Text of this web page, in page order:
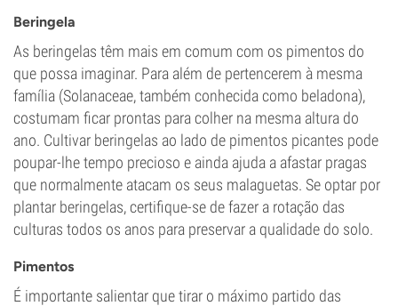
Beringela
As beringelas têm mais em comum com os pimentos do
que possa imaginar. Para além de pertencerem à mesma
família (Solanaceae, também conhecida como beladona),
costumam ficar prontas para colher na mesma altura do
ano. Cultivar beringelas ao lado de pimentos picantes pode
poupar-lhe tempo precioso e ainda ajuda a afastar pragas
que normalmente atacam os seus malaguetas. Se optar por
plantar beringelas, certifique-se de fazer a rotação das
culturas todos os anos para preservar a qualidade do solo.
Pimentos
É importante salientar que tirar o máximo partido das